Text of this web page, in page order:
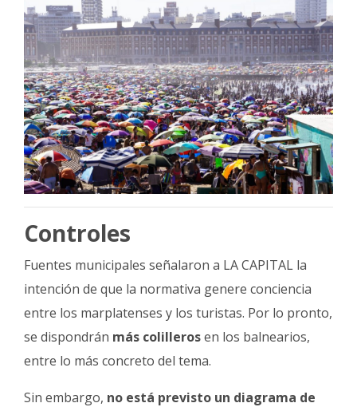
Controles
Fuentes municipales señalaron a LA CAPITAL la
intención de que la normativa genere conciencia
entre los marplatenses y los turistas. Por lo pronto,
se dispondrán más colillerosen los balnearios,
entre lo más concreto del tema.
Sin embargo, no está previsto un diagrama de